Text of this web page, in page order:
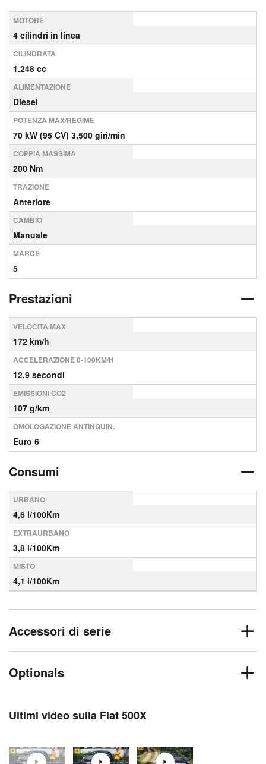
MOTORE
4 cilindri in linea
CILINDRATA
1.248 cc
ALIMENTAZIONE
Diesel
POTENZA MAX/REGIME
70 kW (95 CV) 3,500 giri/min
COPPIA MASSIMA
200 Nm
TRAZIONE
Anteriore
CAMBIO
Manuale
MARCE
5
Prestazioni
VELOCITÀ MAX
172 km/h
ACCELERAZIONE 0-100KM/H
12,9 secondi
EMISSIONI CO2
107 g/km
OMOLOGAZIONE ANTINQUIN.
Euro 6
Consumi
URBANO
4,6 l/100Km
EXTRAURBANO
3,8 l/100Km
MISTO
4,1 l/100Km
Accessori di serie
Optionals
Ultimi video sulla Fiat 500X